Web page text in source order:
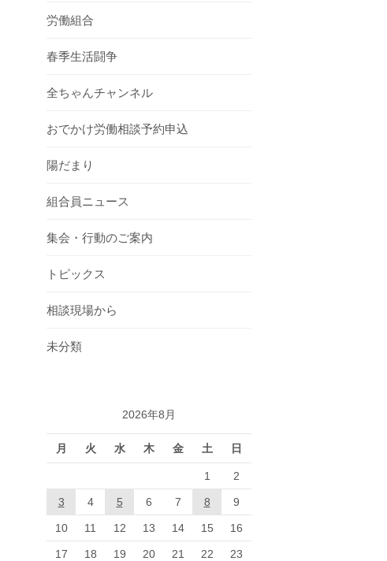
労働組合
春季生活闘争
全ちゃんチャンネル
おでかけ労働相談予約申込
陽だまり
組合員ニュース
集会・行動のご案内
トピックス
相談現場から
未分類
2026年8月
月 火 水 木 金 土 日
1 2
3 4 5 6 7 8 9
10 11 12 13 14 15 16
17 18 19 20 21 22 23